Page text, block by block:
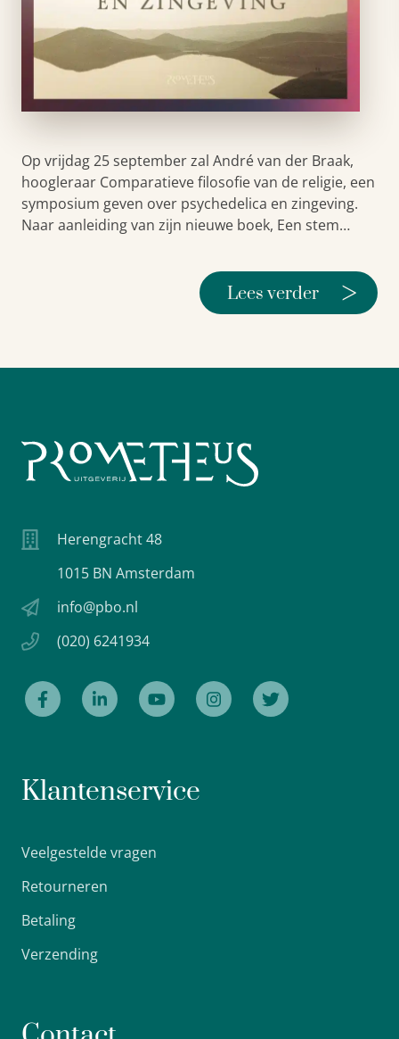
Op vrijdag 25 september zal André van der Braak,
hoogleraar Comparatieve filosofie van de religie, een
symposium geven over psychedelica en zingeving.
Naar aanleiding van zijn nieuwe boek, Een stem…
Lees verder >
Herengracht 48
1015 BN Amsterdam
info@pbo.nl
(020) 6241934
Klantenservice
Veelgestelde vragen
Retourneren
Betaling
Verzending